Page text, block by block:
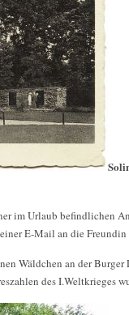
im Urlaub befindlichen
E-Mail an die
Wäldchen an der
des I.Weltkrieges